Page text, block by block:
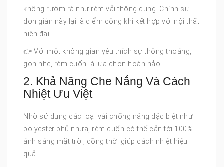
không rườm rà như rèm vải thông dụng. Chính sự
đơn giản này lại là điểm cộng khi kết hợp với nội thất
hiện đại.
👉 Với một không gian yêu thích sự thông thoáng,
gọn nhẹ, rèm cuốn là lựa chọn hoàn hảo.
2. Khả Năng Che Nắng Và Cách
Nhiệt Ưu Việt
Nhờ sử dụng các loại vải chống nắng đặc biệt như
polyester phủ nhựa, rèm cuốn có thể cản tới 100%
ánh sáng mặt trời, đồng thời giúp cách nhiệt hiệu
quả.